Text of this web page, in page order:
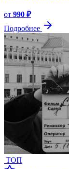
от 990 ₽
Подробнее
ТОП